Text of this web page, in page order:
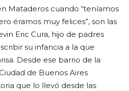
Mataderos cuando “teníamos
éramos muy felices”, son las
Eric Cura, hijo de padres
su infancia a la que
Desde ese barrio de la
de Buenos Aires
que lo llevó desde las